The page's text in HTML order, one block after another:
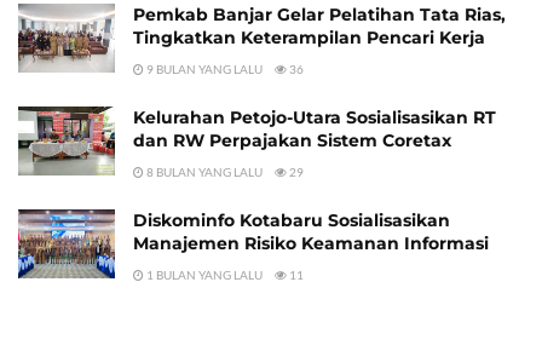
Pemkab Banjar Gelar Pelatihan Tata Rias,
Tingkatkan Keterampilan Pencari Kerja
9 BULAN YANG LALU 36
Kelurahan Petojo-Utara Sosialisasikan RT
dan RW Perpajakan Sistem Coretax
8 BULAN YANG LALU 29
Diskominfo Kotabaru Sosialisasikan
Manajemen Risiko Keamanan Informasi
1 BULAN YANG LALU 11